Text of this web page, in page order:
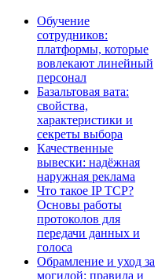
Обучение
сотрудников:
платформы, которые
вовлекают линейный
персонал
Базальтовая вата:
свойства,
характеристики и
секреты выбора
Качественные
вывески: надёжная
наружная реклама
Что такое IP TCP?
Основы работы
протоколов для
передачи данных и
голоса
Обрамление и уход за
могилой: правила и